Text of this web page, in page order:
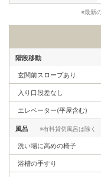
※最新
階段移動
玄関前スロープあり
入り口段差なし
エレベーター(平屋含む)
風呂 ※有料貸切風呂は除く
洗い場に高めの椅子
浴槽の手すり